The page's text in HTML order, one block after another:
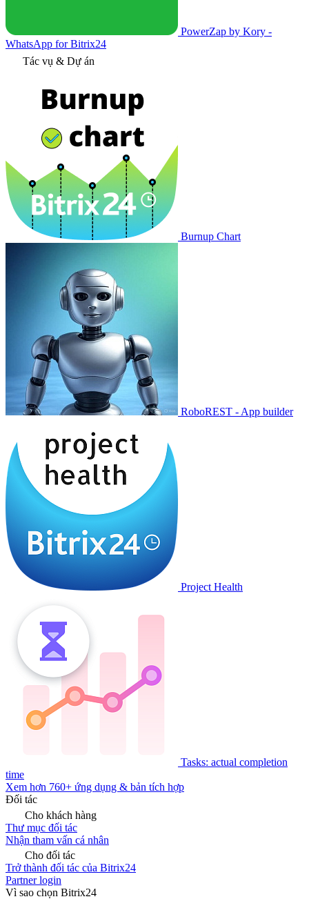
PowerZap by Kory -
WhatsApp for Bitrix24
Tác vụ & Dự án
Burnup Chart
RoboREST - App builder
Project Health
Tasks: actual completion
time
Xem hơn 760+ ứng dụng & bản tích hợp
Đối tác
Cho khách hàng
Thư mục đối tác
Nhận tham vấn cá nhân
Cho đối tác
Trở thành đối tác của Bitrix24
Partner login
Vì sao chọn Bitrix24